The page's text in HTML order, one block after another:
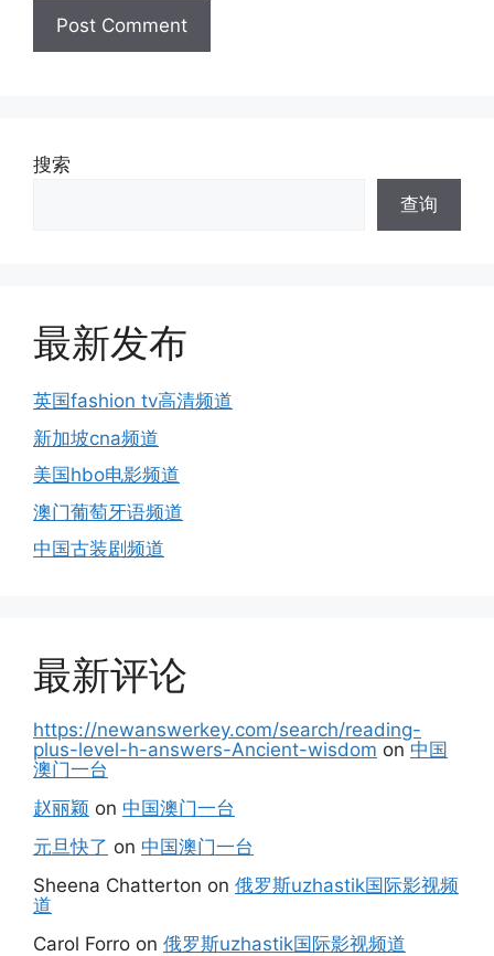
搜索
查询
最新发布
英国fashion tv高清频道
新加坡cna频道
美国hbo电影频道
澳门葡萄牙语频道
中国古装剧频道
最新评论
https://newanswerkey.com/search/reading-
plus-level-h-answers-Ancient-wisdom on 中国
澳门一台
赵丽颖 on 中国澳门一台
元旦快了 on 中国澳门一台
Sheena Chatterton on 俄罗斯uzhastik国际影视频
道
Carol Forro on 俄罗斯uzhastik国际影视频道